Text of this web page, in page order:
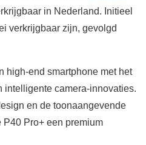
in Nederland. Initieel
verkrijgbaar zijn, gevolgd
high-end smartphone met het
intelligente camera-innovaties.
en de toonaangevende
Pro+ een premium